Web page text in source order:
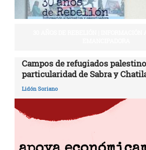
Campos de refugiados
particularidad de Sabra y
Lidón Soriano